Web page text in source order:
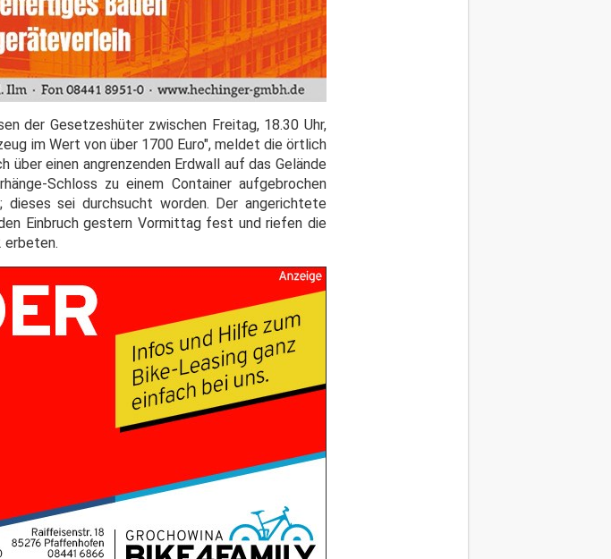
der Gesetzeshüter zwischen Freitag, 18.30 Uhr,
im Wert von über 1700 Euro", meldet die örtlich
einen angrenzenden Erdwall auf das Gelände
Schloss zu einem Container aufgebrochen
dieses sei durchsucht worden. Der angerichtete
Einbruch gestern Vormittag fest und riefen die
erbeten.